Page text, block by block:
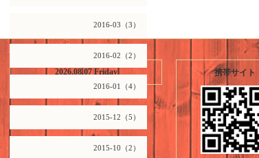
2016-03（3）
2016-02（2）
2016-01（4）
2015-12（5）
2015-10（2）
2026.08.07 Friday 携帯サイト